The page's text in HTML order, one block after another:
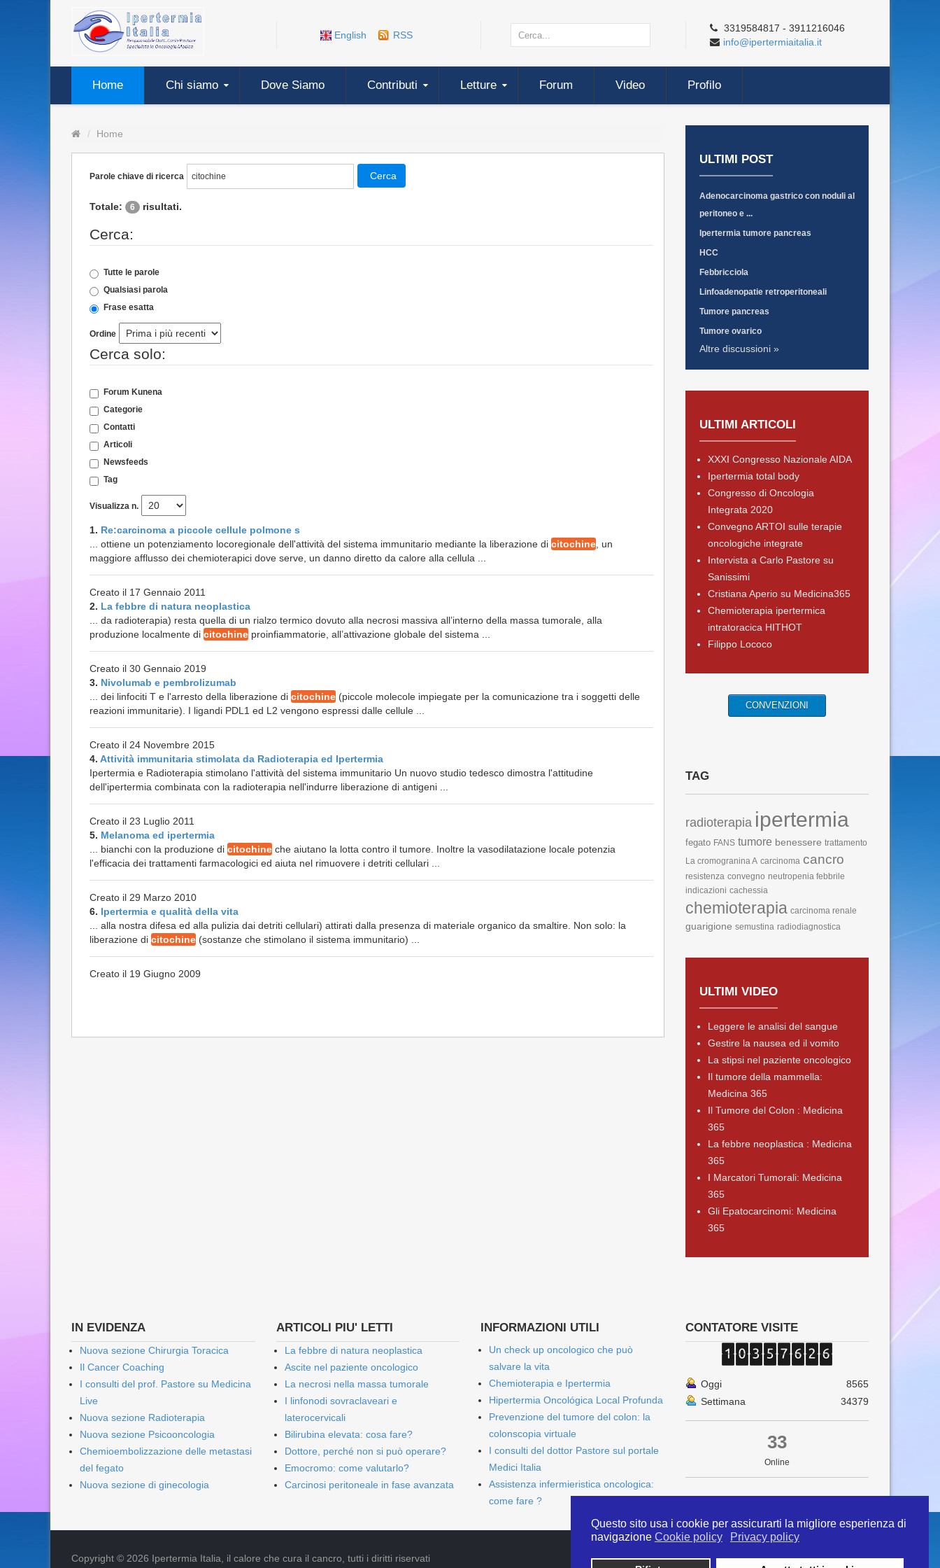
Questo sito usa i cookie per assicurarti la migliore esperienza di
navigazione Cookie policy Privacy policy
English RSS
3319584817 - 3911216046
info@ipertermiaitalia.it
Home Chi siamo Dove Siamo Contributi Letture Forum Video Profilo
Home
Parole chiave di ricerca Cerca
Totale: 6 risultati.
Cerca:
Tutte le parole
Qualsiasi parola
Frase esatta
Ordine
Cerca solo:
Forum Kunena
Categorie
Contatti
Articoli
Newsfeeds
Tag
Visualizza n.
1. Re:carcinoma a piccole cellule polmone s
... ottiene un potenziamento locoregionale dell'attività del sistema immunitario mediante la liberazione di citochine , un
maggiore afflusso dei chemioterapici dove serve, un danno diretto da calore alla cellula ...
Creato il 17 Gennaio 2011
2. La febbre di natura neoplastica
... da radioterapia) resta quella di un rialzo termico dovuto alla necrosi massiva all’interno della massa tumorale, alla
produzione localmente di citochine proinfiammatorie, all’attivazione globale del sistema ...
Creato il 30 Gennaio 2019
3. Nivolumab e pembrolizumab
... dei linfociti T e l'arresto della liberazione di citochine (piccole molecole impiegate per la comunicazione tra i soggetti delle
reazioni immunitarie). I ligandi PD­L1 ed L2 vengono espressi dalle cellule ...
Creato il 24 Novembre 2015
4. Attività immunitaria stimolata da Radioterapia ed Ipertermia
Ipertermia e Radioterapia stimolano l'attività del sistema immunitario Un nuovo studio tedesco dimostra l'attitudine
dell'ipertermia combinata con la radioterapia nell'indurre liberazione di antigeni ...
Creato il 23 Luglio 2011
5. Melanoma ed ipertermia
... bianchi con la produzione di citochine che aiutano la lotta contro il tumore. Inoltre la vasodilatazione locale potenzia
l'efficacia dei trattamenti farmacologici ed aiuta nel rimuovere i detriti cellulari ...
Creato il 29 Marzo 2010
6. Ipertermia e qualità della vita
... alla nostra difesa ed alla pulizia dai detriti cellulari) attirati dalla presenza di materiale organico da smaltire. Non solo: la
liberazione di citochine (sostanze che stimolano il sistema immunitario) ...
Creato il 19 Giugno 2009
ULTIMI POST
Adenocarcinoma gastrico con noduli al
peritoneo e ...
Ipertermia tumore pancreas
HCC
Febbricciola
Linfoadenopatie retroperitoneali
Tumore pancreas
Tumore ovarico
Altre discussioni »
ULTIMI ARTICOLI
XXXI Congresso Nazionale AIDA
Ipertermia total body
Congresso di Oncologia
Integrata 2020
Convegno ARTOI sulle terapie
oncologiche integrate
Intervista a Carlo Pastore su
Sanissimi
Cristiana Aperio su Medicina365
Chemioterapia ipertermica
intratoracica HITHOT
Filippo Lococo
CONVENZIONI
TAG
radioterapia ipertermia
fegato FANS tumore benessere trattamento
La cromogranina A carcinoma cancro
resistenza convegno neutropenia febbrile
indicazioni cachessia
chemioterapia carcinoma renale
guarigione semustina radiodiagnostica
ULTIMI VIDEO
Leggere le analisi del sangue
Gestire la nausea ed il vomito
La stipsi nel paziente oncologico
Il tumore della mammella:
Medicina 365
Il Tumore del Colon : Medicina
365
La febbre neoplastica : Medicina
365
I Marcatori Tumorali: Medicina
365
Gli Epatocarcinomi: Medicina
365
IN EVIDENZA
Nuova sezione Chirurgia Toracica
Il Cancer Coaching
I consulti del prof. Pastore su Medicina
Live
Nuova sezione Radioterapia
Nuova sezione Psicooncologia
Chemioembolizzazione delle metastasi
del fegato
Nuova sezione di ginecologia
ARTICOLI PIU' LETTI
La febbre di natura neoplastica
Ascite nel paziente oncologico
La necrosi nella massa tumorale
I linfonodi sovraclaveari e
laterocervicali
Bilirubina elevata: cosa fare?
Dottore, perché non si può operare?
Emocromo: come valutarlo?
Carcinosi peritoneale in fase avanzata
INFORMAZIONI UTILI
Un check up oncologico che può
salvare la vita
Chemioterapia e Ipertermia
Hipertermia Oncológica Local Profunda
Prevenzione del tumore del colon: la
colonscopia virtuale
I consulti del dottor Pastore sul portale
Medici Italia
Assistenza infermieristica oncologica:
come fare ?
CONTATORE VISITE
Oggi
8565
Settimana
34379
33
Online
Copyright © 2026 Ipertermia Italia, il calore che cura il cancro, tutti i diritti riservati